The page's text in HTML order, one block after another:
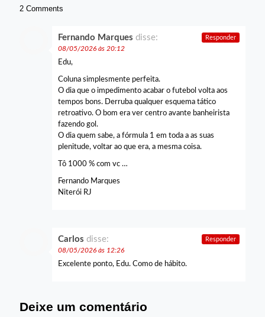
2 Comments
Fernando Marques disse:
08/05/2026 às 20:12
Edu,
Coluna simplesmente perfeita.
O dia que o impedimento acabar o futebol volta aos
tempos bons. Derruba qualquer esquema tático
retroativo. O bom era ver centro avante banheirista
fazendo gol.
O dia quem sabe, a fórmula 1 em toda a as suas
plenitude, voltar ao que era, a mesma coisa.
Tô 1000 % com vc …
Fernando Marques
Niterói RJ
Responder
Carlos disse:
08/05/2026 às 12:26
Excelente ponto, Edu. Como de hábito.
Responder
Deixe um comentário